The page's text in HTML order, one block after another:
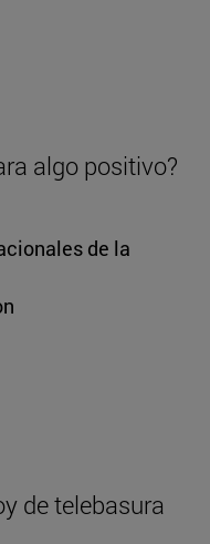
algo positivo?
de la
de telebasura